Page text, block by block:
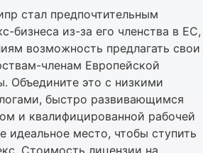
стал предпочтительным
бизнеса из-за его членства в ЕС,
возможность предлагать свои
членам Европейской
Объедините это с низкими
быстро развивающимся
и квалифицированной рабочей
идеальное место, чтобы ступить
Стоимость лицензии на